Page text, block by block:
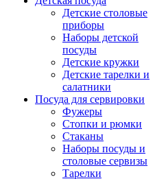
Детские столовые
приборы
Наборы детской
посуды
Детские кружки
Детские тарелки и
салатники
Посуда для сервировки
Фужеры
Стопки и рюмки
Стаканы
Наборы посуды и
столовые сервизы
Тарелки